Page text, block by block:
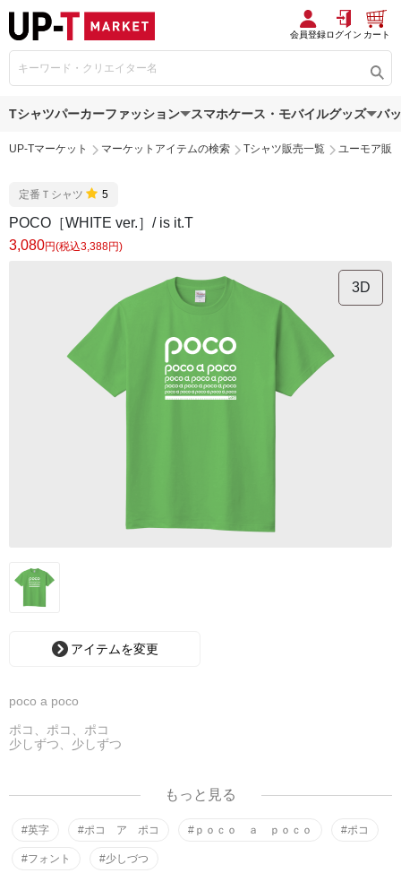
会員登録ログイン カート
Tシャツパーカーファッション スマホケース・モバイルグッズ バ
UP-Tマーケット マーケットアイテムの検索 Tシャツ販売一覧 ユーモア販
定番Ｔシャツ 5
POCO［WHITE ver.］/ is it.T
3,080円(税込3,388円)
3D
アイテムを変更
poco a poco
ポコ、ポコ、ポコ
少しずつ、少しずつ
もっと見る
#英字 #ポコ ア ポコ #ｐｏｃｏ ａ ｐｏｃｏ #ポコ
#フォント #少しづつ